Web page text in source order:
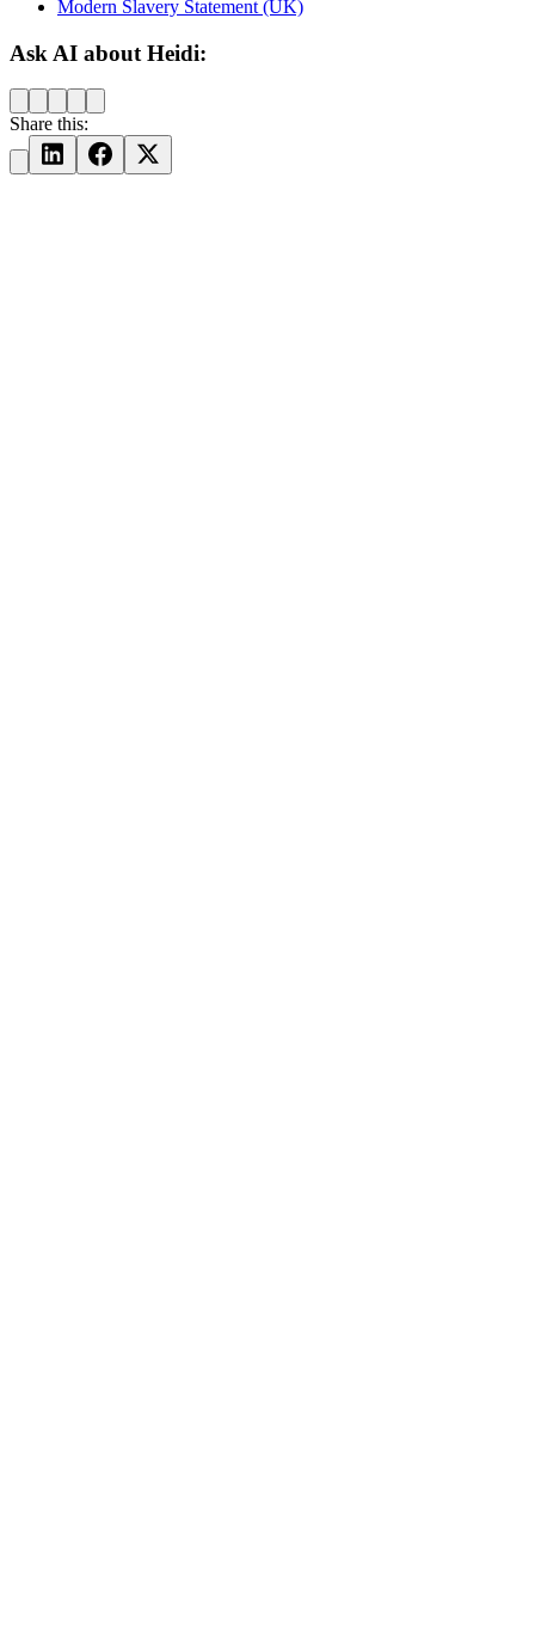
Modern Slavery Statement (UK)
Ask AI about Heidi:
Share this: